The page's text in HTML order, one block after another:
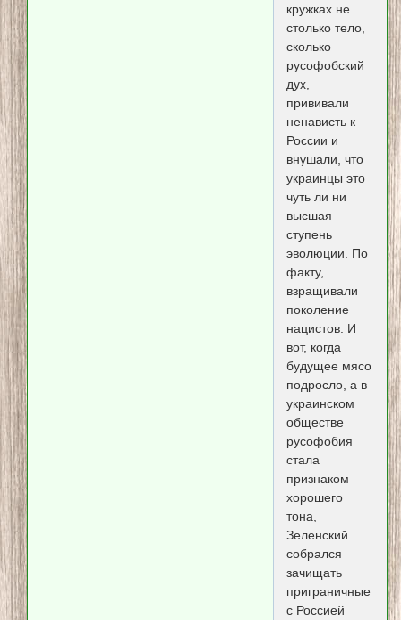
кружках не
столько тело,
сколько
русофобский
дух,
прививали
ненависть к
России и
внушали, что
украинцы это
чуть ли ни
высшая
ступень
эволюции. По
факту,
взращивали
поколение
нацистов. И
вот, когда
будущее мясо
подросло, а в
украинском
обществе
русофобия
стала
признаком
хорошего
тона,
Зеленский
собрался
зачищать
приграничные
с Россией